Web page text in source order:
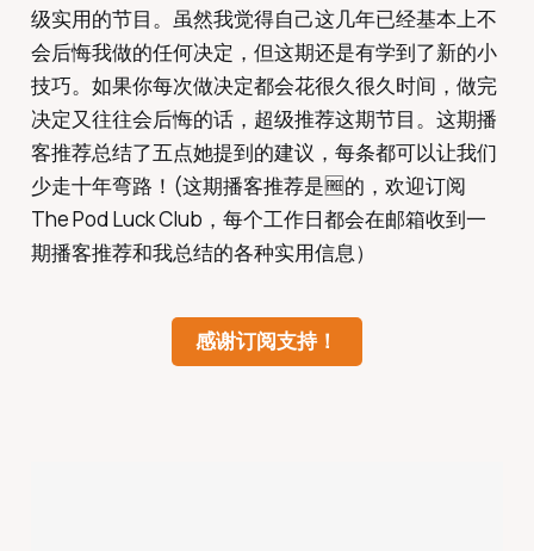
级实用的节目。虽然我觉得自己这几年已经基本上不
会后悔我做的任何决定，但这期还是有学到了新的小
技巧。如果你每次做决定都会花很久很久时间，做完
决定又往往会后悔的话，超级推荐这期节目。这期播
客推荐总结了五点她提到的建议，每条都可以让我们
少走十年弯路！(这期播客推荐是🆓的，欢迎订阅
The Pod Luck Club，每个工作日都会在邮箱收到一
期播客推荐和我总结的各种实用信息）
感谢订阅支持！